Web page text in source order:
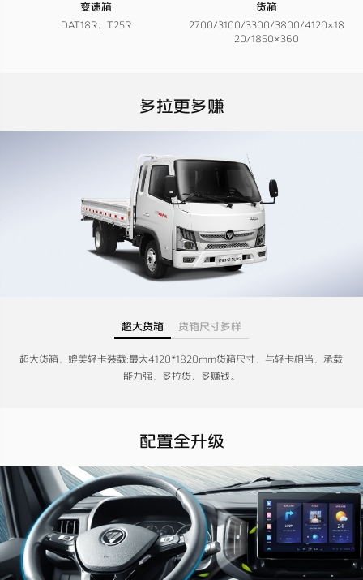
变速箱
DAT18R、T25R
货箱
2700/3100/3300/3800/4120×18
20/1850×360
多拉更多赚
超大货箱 货箱尺寸多样
超大货箱，媲美轻卡装载:最大4120*1820mm货箱尺寸，与轻卡相当，承载
能力强，多拉货、多赚钱。
配置全升级